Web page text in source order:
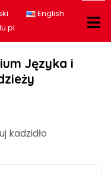
English
Facebook
na tiktok
Języka i
kadzidło